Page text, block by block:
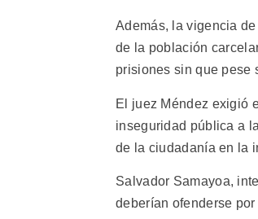
Además, la vigencia
de la población
prisiones sin que pese
El juez Méndez exigió
inseguridad pública a
de la ciudadanía en la
Salvador Samayoa,
deberían ofenderse